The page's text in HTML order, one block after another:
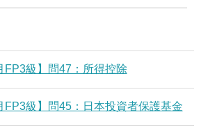
FP3級】問47：所得控除
FP3級】問45：日本投資者保護基金